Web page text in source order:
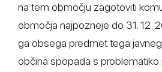
na tem območju zagotoviti
območja najpozneje do 31. 12.
ga obsega predmet tega
občina spopada s problematiko